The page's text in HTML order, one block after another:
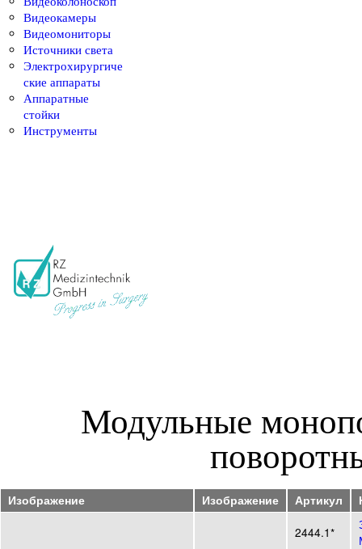
Видеокамеры
Видеомониторы
Источники света
Электрохирургиче
ские аппараты
Аппаратные
стойки
Инструменты
Модульные
Изображение Изображение Артикул
2444.1*